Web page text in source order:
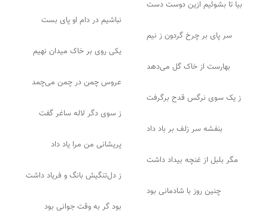
بیا تا بشوئیم ازین دوست دست
نباشیم در دام او پای بست
سر پای بر چرخ گردون ز نیم
یکی روی بر خاک میدان نهیم
بهارست از خاک گل می‌دهد
عروس چمن در چمن می‌چمد
ز یک سوی نرگس قدح برگرفت
ز سوی دگر لاله ساغر گفت
بنفشه سر زلف بر باد داد
پریشانی من مرا یاد داد
مگر بلبل از غنچه بیداد داشت
ز دل‌تنگیش بانگ و فریاد داشت
چنین روز با شادمانی بود
بود گر به وقت جوانی بود